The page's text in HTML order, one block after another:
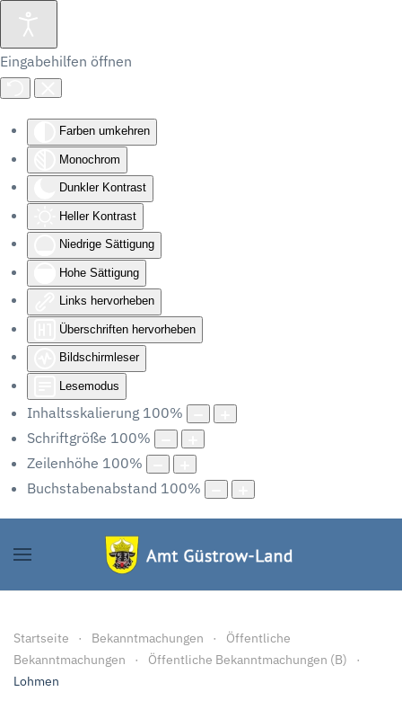
Eingabehilfen öffnen
Farben umkehren
Monochrom
Dunkler Kontrast
Heller Kontrast
Niedrige Sättigung
Hohe Sättigung
Links hervorheben
Überschriften hervorheben
Bildschirmleser
Lesemodus
Inhaltsskalierung 100%
Schriftgröße 100%
Zeilenhöhe 100%
Buchstabenabstand 100%
Startseite Bekanntmachungen
Öffentliche
Bekanntmachungen
Öffentliche Bekanntmachungen (B)
Lohmen